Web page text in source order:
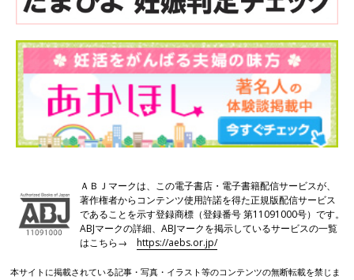
ＡＢＪマークは、この電子書店・電子書籍配信サービスが、
著作権者からコンテンツ使用許諾を得た正規版配信サービス
であることを示す登録商標（登録番号 第11091000号）です。
ABJマークの詳細、ABJマークを掲示しているサービスの一覧
はこちら→https://aebs.or.jp/
本サイトに掲載されている記事・写真・イラスト等のコンテンツの無断転載を禁じま